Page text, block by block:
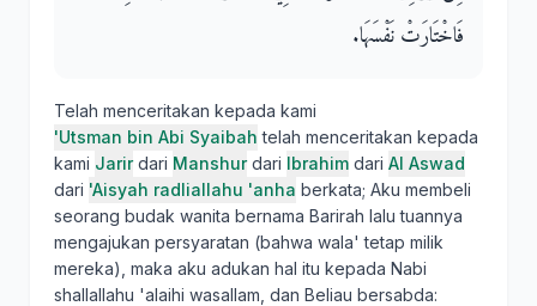
فَاخْتَارَتْ نَفْسَهَا‏.‏
Telah menceritakan kepada kami
'Utsman bin Abi Syaibah telah menceritakan kepada
kami Jarirdari Manshurdari Ibrahim dari Al Aswad
dari 'Aisyah radliallahu 'anha berkata; Aku membeli
seorang budak wanita bernama Barirah lalu tuannya
mengajukan persyaratan (bahwa wala' tetap milik
mereka), maka aku adukan hal itu kepada Nabi
shallallahu 'alaihi wasallam, dan Beliau bersabda: